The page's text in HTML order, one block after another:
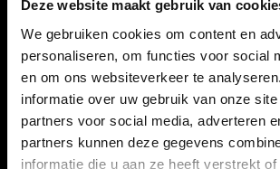
Deze website maakt gebruik van
We gebruiken cookies om content en
personaliseren, om functies voor social
en om ons websiteverkeer te
informatie over uw gebruik van onze
partners voor social media, adverteren
partners kunnen deze gegevens
informatie die u aan ze heeft verstrekt
Persooneelsgids
Antidiscriminatiebeleid
Klacht indienen